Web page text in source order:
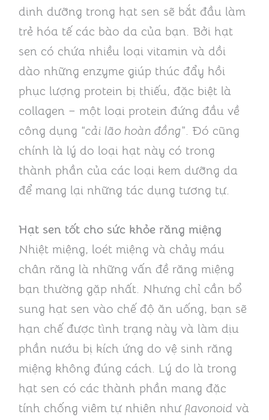
dinh dưỡng trong hạt sen sẽ bắt đầu làm
trẻ hóa tế các bào da của bạn. Bởi hạt
sen có chứa nhiều loại vitamin và dồi
dào những enzyme giúp thúc đẩy hồi
phục lượng protein bị thiếu, đặc biệt là
collagen – một loại protein đứng đầu về
công dụng “cải lão hoàn đồng”. Đó cũng
chính là lý do loại hạt này có trong
thành phần của các loại kem dưỡng da
để mang lại những tác dụng tương tự.
Hạt sen tốt cho sức khỏe răng miệng
Nhiệt miệng, loét miệng và chảy máu
chân răng là những vấn đề răng miệng
bạn thường gặp nhất. Nhưng chỉ cần bổ
sung hạt sen vào chế độ ăn uống, bạn sẽ
hạn chế được tình trạng này và làm dịu
phần nướu bị kích ứng do vệ sinh răng
miệng không đúng cách. Lý do là trong
hạt sen có các thành phần mang đặc
tính chống viêm tự nhiên như flavonoid và